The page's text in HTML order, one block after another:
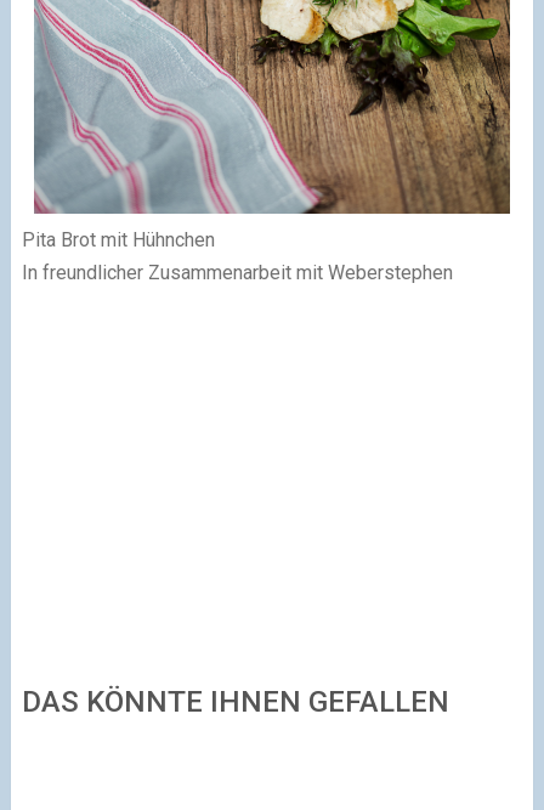
Pita Brot mit Hühnchen
In freundlicher Zusammenarbeit mit Weberstephen
DAS KÖNNTE IHNEN GEFALLEN